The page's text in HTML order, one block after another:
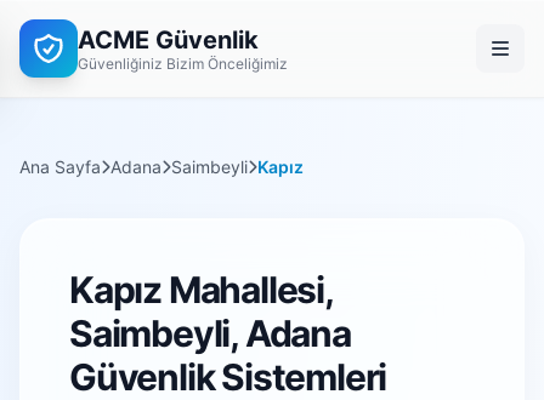
ACME Güvenlik
Güvenliğiniz Bizim Önceliğimiz
Ana Sayfa Adana Saimbeyli Kapız
Kapız Mahallesi,
Saimbeyli, Adana
Güvenlik Sistemleri